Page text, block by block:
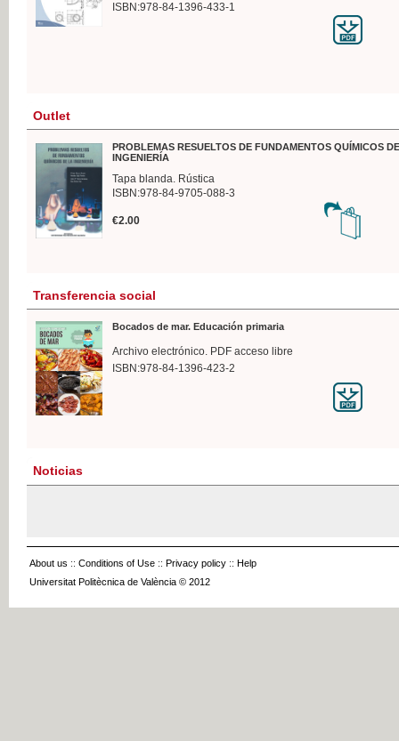
ISBN:978-84-1396-433-1
Outlet
PROBLEMAS RESUELTOS DE FUNDAMENTOS QUÍMICOS
INGENIERÍA
Tapa blanda. Rústica
ISBN:978-84-9705-088-3
€2.00
Transferencia social
Bocados de mar. Educación primaria
Archivo electrónico. PDF acceso libre
ISBN:978-84-1396-423-2
Noticias
About us :: Conditions of Use :: Privacy policy :: Help
Universitat Politècnica de València © 2012